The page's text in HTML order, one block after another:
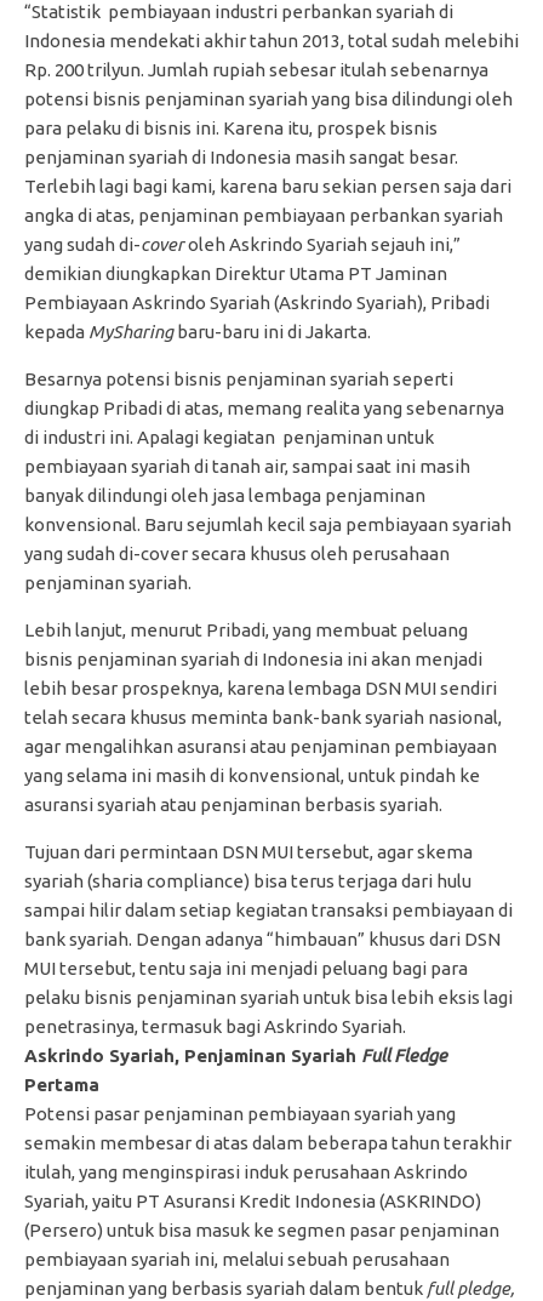
“Statistik pembiayaan industri perbankan syariah di
Indonesia mendekati akhir tahun 2013, total sudah melebihi
Rp. 200 trilyun. Jumlah rupiah sebesar itulah sebenarnya
potensi bisnis penjaminan syariah yang bisa dilindungi oleh
para pelaku di bisnis ini. Karena itu, prospek bisnis
penjaminan syariah di Indonesia masih sangat besar.
Terlebih lagi bagi kami, karena baru sekian persen saja dari
angka di atas, penjaminan pembiayaan perbankan syariah
yang sudah di-coveroleh Askrindo Syariah sejauh ini,”
demikian diungkapkan Direktur Utama PT Jaminan
Pembiayaan Askrindo Syariah (Askrindo Syariah), Pribadi
kepada MySharingbaru-baru ini di Jakarta.
Besarnya potensi bisnis penjaminan syariah seperti
diungkap Pribadi di atas, memang realita yang sebenarnya
di industri ini. Apalagi kegiatan penjaminan untuk
pembiayaan syariah di tanah air, sampai saat ini masih
banyak dilindungi oleh jasa lembaga penjaminan
konvensional. Baru sejumlah kecil saja pembiayaan syariah
yang sudah di-cover secara khusus oleh perusahaan
penjaminan syariah.
Lebih lanjut, menurut Pribadi, yang membuat peluang
bisnis penjaminan syariah di Indonesia ini akan menjadi
lebih besar prospeknya, karena lembaga DSN MUI sendiri
telah secara khusus meminta bank-bank syariah nasional,
agar mengalihkan asuransi atau penjaminan pembiayaan
yang selama ini masih di konvensional, untuk pindah ke
asuransi syariah atau penjaminan berbasis syariah.
Tujuan dari permintaan DSN MUI tersebut, agar skema
syariah (sharia compliance) bisa terus terjaga dari hulu
sampai hilir dalam setiap kegiatan transaksi pembiayaan di
bank syariah. Dengan adanya “himbauan” khusus dari DSN
MUI tersebut, tentu saja ini menjadi peluang bagi para
pelaku bisnis penjaminan syariah untuk bisa lebih eksis lagi
penetrasinya, termasuk bagi Askrindo Syariah.
Askrindo Syariah, Penjaminan Syariah Full Fledge
Pertama
Potensi pasar penjaminan pembiayaan syariah yang
semakin membesar di atas dalam beberapa tahun terakhir
itulah, yang menginspirasi induk perusahaan Askrindo
Syariah, yaitu PT Asuransi Kredit Indonesia (ASKRINDO)
(Persero) untuk bisa masuk ke segmen pasar penjaminan
pembiayaan syariah ini, melalui sebuah perusahaan
penjaminan yang berbasis syariah dalam bentuk full pledge,